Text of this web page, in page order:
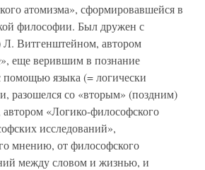
атомизма», сформировавшейся в
философии. Был дружен с
Витгенштейном, автором
еще верившим в познание
помощью языка (= логически
разошелся со «вторым» (поздним)
«Логико-философского
исследований»,
мнению, от философского
между словом и жизнью, и